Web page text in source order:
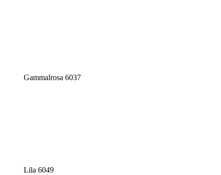
Gammalrosa 6037
Lila 6049